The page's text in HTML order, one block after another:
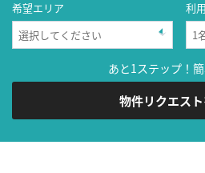
希望エリア
利
あと1ステップ！簡
物件リクエス